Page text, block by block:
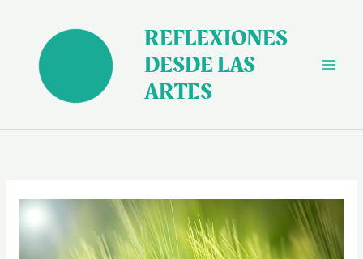
contenido
REFLEXIONES
DESDE LAS
ARTES